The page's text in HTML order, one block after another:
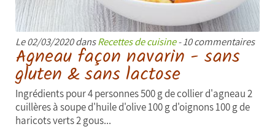
Le 02/03/2020 dansRecettes de cuisine- 10 commentaires
Agneau façon navarin - sans
gluten & sans lactose
Ingrédients pour 4 personnes 500 g de collier d'agneau 2
cuillères à soupe d'huile d'olive 100 g d'oignons 100 g de
haricots verts 2 gous...